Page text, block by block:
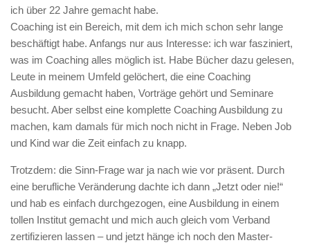
ich über 22 Jahre gemacht habe.
Coaching ist ein Bereich, mit dem ich mich schon sehr lange
beschäftigt habe. Anfangs nur aus Interesse: ich war fasziniert,
was im Coaching alles möglich ist. Habe Bücher dazu gelesen,
Leute in meinem Umfeld gelöchert, die eine Coaching
Ausbildung gemacht haben, Vorträge gehört und Seminare
besucht. Aber selbst eine komplette Coaching Ausbildung zu
machen, kam damals für mich noch nicht in Frage. Neben Job
und Kind war die Zeit einfach zu knapp.
Trotzdem: die Sinn-Frage war ja nach wie vor präsent. Durch
eine berufliche Veränderung dachte ich dann „Jetzt oder nie!“
und hab es einfach durchgezogen, eine Ausbildung in einem
tollen Institut gemacht und mich auch gleich vom Verband
zertifizieren lassen – und jetzt hänge ich noch den Master-